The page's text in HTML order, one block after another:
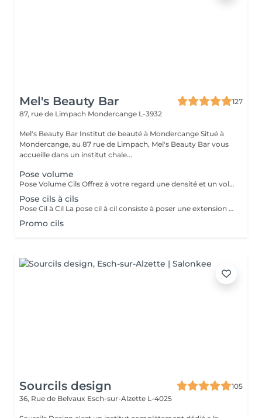
Mel's Beauty Bar
127
87, rue de Limpach Mondercange L-3932
Mel's Beauty Bar Institut de beauté à Mondercange Situé à
Mondercange, au 87 rue de Limpach, Mel's Beauty Bar vous
accueille dans un institut chale...
Pose volume
Pose Volume Cils Offrez à votre regard une densité et un volume exceptionnels avec notre pose de cils volume. Cette technique consiste à poser plusieurs extensions de cils très légères sur chaque cil naturel, créant ainsi un effet plus fourni et spectaculaire. Idéale pour celles qui recherchent un regard intense et dramatique tout en conservant un aspect naturel et élégant. Le volume est personnalisable selon vos préférences, pour un résultat parfaitement adapté à vos yeux.
Pose cils à cils
Pose Cil à Cil La pose cil à cil consiste à poser une extension de cil sur chaque cil naturel, créant ainsi un effet allongeant et discret. Cette méthode donne un résultat naturel et élégant, parfait pour celles qui souhaitent intensifier leur regard sans effet trop chargé. Idéale pour un look raffiné et une tenue longue durée.
Promo cils
Sourcils design
105
36, Rue de Belvaux Esch-sur-Alzette L-4025